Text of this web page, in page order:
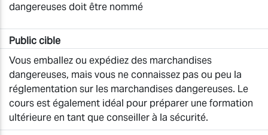
dangereuses doit être nommé
Public cible
Vous emballez ou expédiez des marchandises
dangereuses, mais vous ne connaissez pas ou peu la
réglementation sur les marchandises dangereuses. Le
cours est également idéal pour préparer une formation
ultérieure en tant que conseiller à la sécurité.